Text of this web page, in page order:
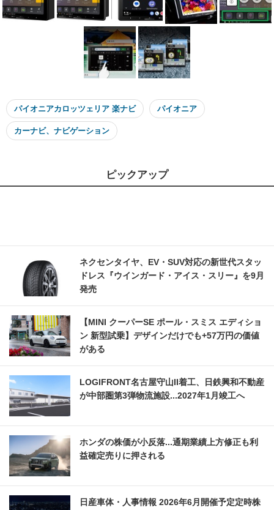
パイオニアカロッツェリア 楽ナビ パイオニア
カーナビ、ナビゲーション
ピックアップ
ネクセンタイヤ、EV・SUV対応の新世代スタッ
ドレス『ウインガード・アイス・スリー』を9月
発売
【MINI クーパーSE ポール・スミス エディショ
ン 新型試乗】デザインだけでも+57万円の価値
がある
LOGIFRONT名古屋守山II着工、日鉄興和不動産
が中部圏第3弾物流施設...2027年1月竣工へ
ホンダの株価が小反落...通期業績上方修正も利
益確定売りに押される
日産車体・人事情報 2026年6月開催予定定時株